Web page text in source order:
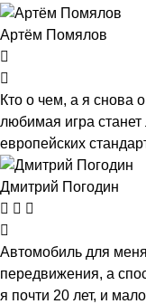
Артём Помялов
Кто о чем, а я снова
любимая игра
европейских
Дмитрий Погодин
Автомобиль для
передвижения, а
я почти 20 лет, и